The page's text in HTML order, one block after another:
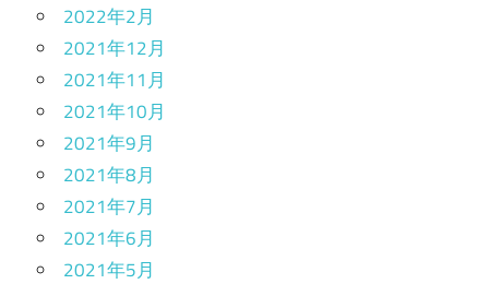
2022年2月
2021年12月
2021年11月
2021年10月
2021年9月
2021年8月
2021年7月
2021年6月
2021年5月